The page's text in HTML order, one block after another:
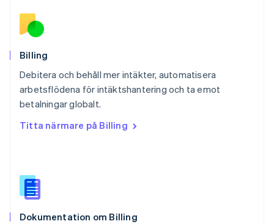
Billing
Debitera och behåll mer intäkter, automatisera
arbetsflödena för intäktshantering och ta emot
betalningar globalt.
Titta närmare på Billing
Dokumentation om Billing
Português
Rumänien
English
DeutschFrançaisItaliano English
Singapore
English简体中文
English
Español
Storbritannien
Sverige